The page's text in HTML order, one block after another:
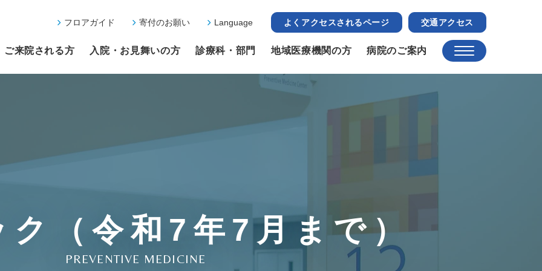
フロアガイド 寄付のお願い Language よくアクセスされるページ 交通アクセス
ご来院される方 入院・お見舞いの方 診療科・部門 地域医療機関の方 病院のご案内
ク（令和7年7月まで）
PREVENTIVE MEDICINE